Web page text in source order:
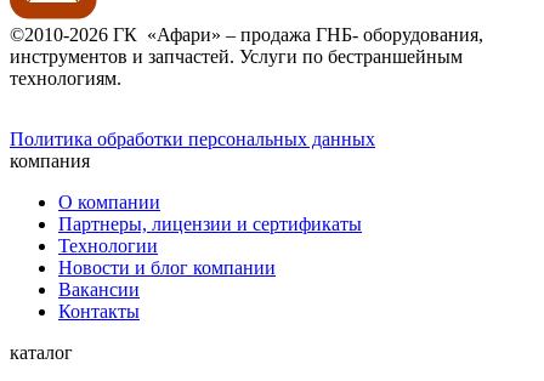
©2010-2026 ГК «Афари» – продажа ГНБ- оборудования,
инструментов и запчастей. Услуги по бестраншейным
технологиям.
Политика обработки персональных данных
компания
О компании
Партнеры, лицензии и сертификаты
Технологии
Новости и блог компании
Вакансии
Контакты
каталог